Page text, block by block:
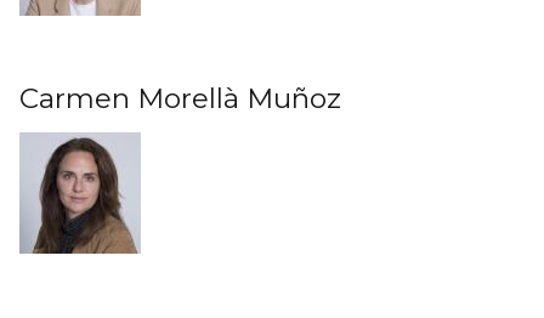
Carmen Morellà Muñoz